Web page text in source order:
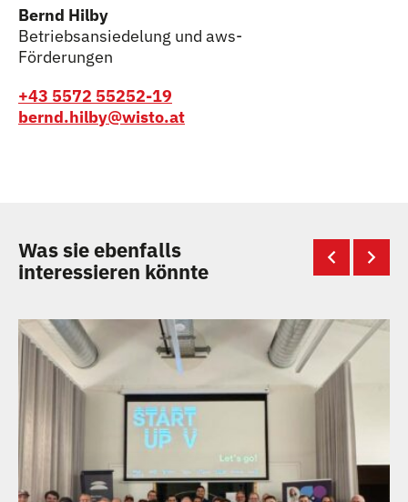
Bernd Hilby
Betriebsansiedelung und aws-
Förderungen
+43 5572 55252-19
bernd.hilby@wisto.at
Was sie ebenfalls
interessieren könnte